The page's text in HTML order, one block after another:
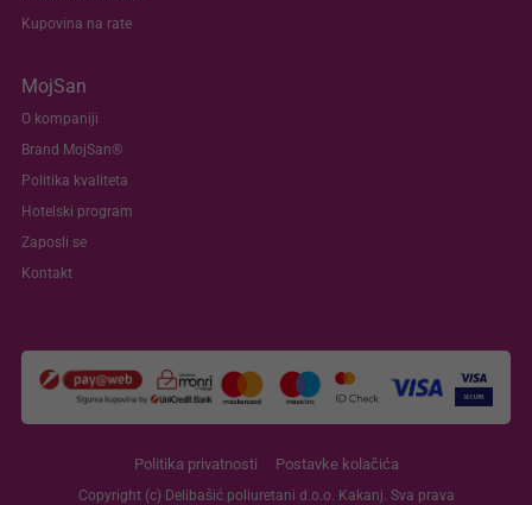
Kupovina na rate
MojSan
O kompaniji
Brand MojSan®
Politika kvaliteta
Hotelski program
Zaposli se
Kontakt
Politika privatnosti Postavke kolačića
Copyright (c) Delibašić poliuretani d.o.o. Kakanj. Sva prava